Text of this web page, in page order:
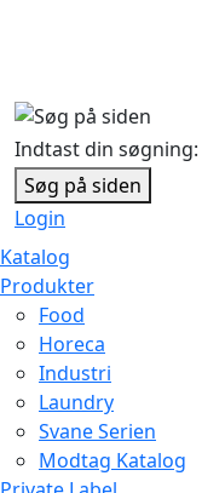
Indtast din søgning:
Søg på siden
Login
Katalog
Produkter
Food
Horeca
Industri
Laundry
Svane Serien
Modtag Katalog